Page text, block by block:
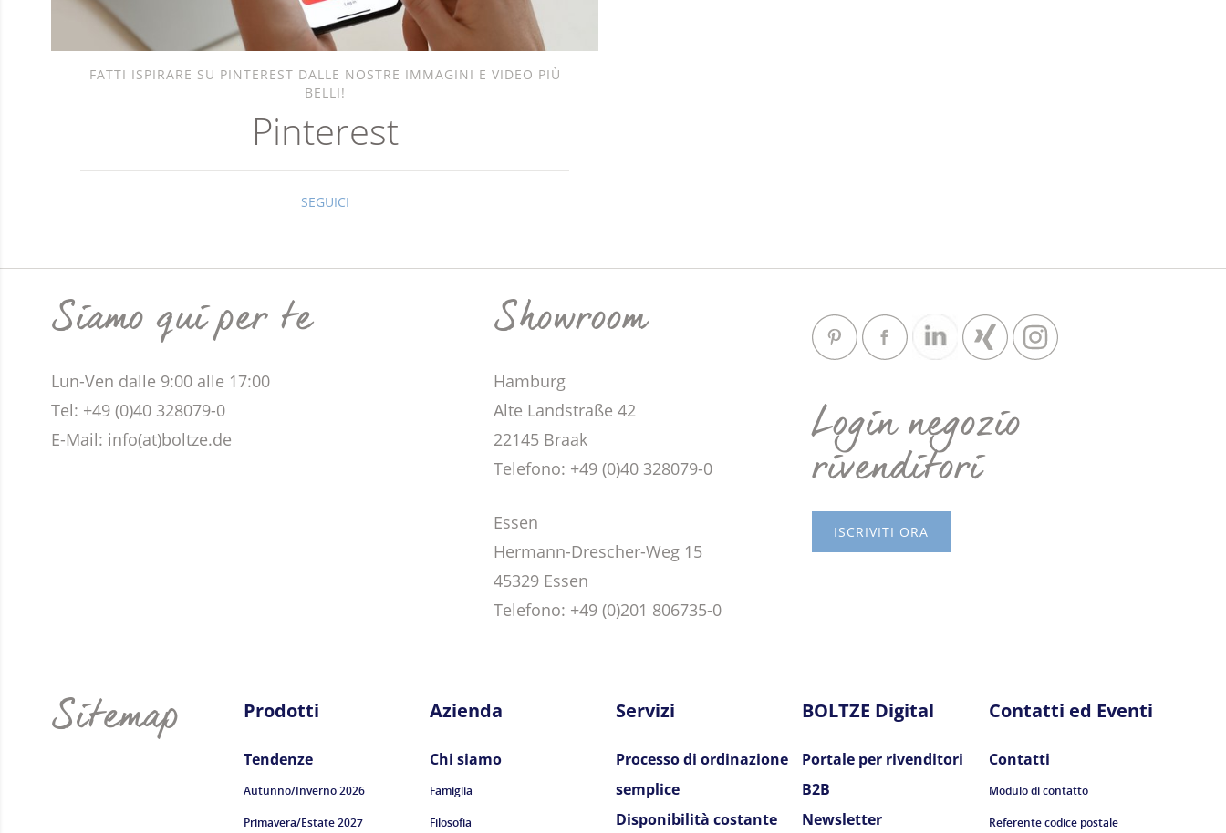
FATTI ISPIRARE SU PINTEREST DALLE NOSTRE IMMAGINI E VIDEO PIÙ
BELLI!
Pinterest
SEGUICI
Siamo qui per te
Lun-Ven dalle 9:00 alle 17:00
Tel: +49 (0)40 328079-0
E-Mail: info(at)boltze.de
Showroom
Hamburg
Alte Landstraße 42
22145 Braak
Telefono: +49 (0)40 328079-0
Essen
Hermann-Drescher-Weg 15
45329 Essen
Telefono: +49 (0)201 806735-0
Login negozio
rivenditori
ISCRIVITI ORA
Sitemap Prodotti
Tendenze
Autunno/Inverno 2026
Primavera/Estate 2027
Azienda
Chi siamo
Famiglia
Filosofia
Servizi
Processo di ordinazione
semplice
Disponibilità costante
BOLTZE Digital
Portale per rivenditori
B2B
Newsletter
Contatti ed Eventi
Contatti
Modulo di contatto
Referente codice postale